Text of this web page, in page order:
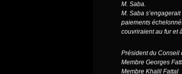
M. Saba.
M. Saba
paiements
couvriraient au fur et
Président du Conseil
Membre Georges
Membre Khalil Fattal